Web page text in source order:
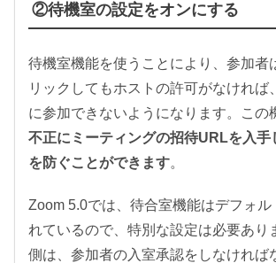
②待機室の設定をオンにする
待機室機能を使うことにより、参加者
リックしてもホストの許可がなければ
に参加できないようになります。この
不正にミーティングの招待URLを入手
を防ぐことができます。
Zoom 5.0では、待合室機能はデフォル
れているので、特別な設定は必要あり
側は、参加者の入室承認をしなければ